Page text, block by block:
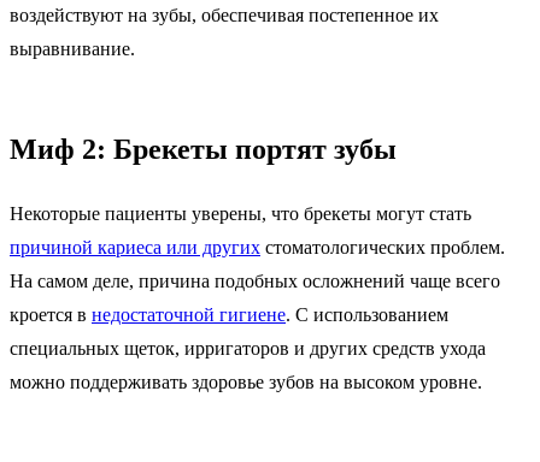
воздействуют на зубы, обеспечивая постепенное их
выравнивание.
Миф 2: Брекеты портят зубы
Некоторые пациенты уверены, что брекеты могут стать
причиной кариеса или других стоматологических проблем.
На самом деле, причина подобных осложнений чаще всего
кроется в недостаточной гигиене. С использованием
специальных щеток, ирригаторов и других средств ухода
можно поддерживать здоровье зубов на высоком уровне.